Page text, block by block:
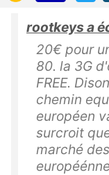
rootkeys a
20€ pour
80. la 3G
FREE.
chemin
européen
surcroit
marché